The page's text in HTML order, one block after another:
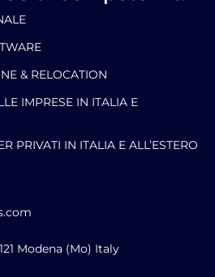
& RELOCATION
IMPRESE IN ITALIA E
PRIVATI IN ITALIA E ALL’ESTERO
Modena (Mo) Italy